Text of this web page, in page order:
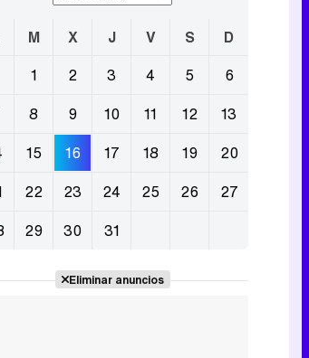
M X J V S
D
1
2 3 4 5
6
8 9 10 11 12
13
15 16 17 18 19
20
22 23 24 25 26
27
29 30 31
Eliminar anuncios